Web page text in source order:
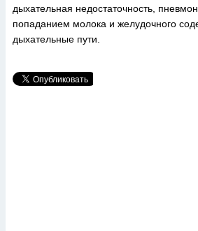
дыхательная недостаточность,
попаданием молока и желудочного
дыхательные пути.